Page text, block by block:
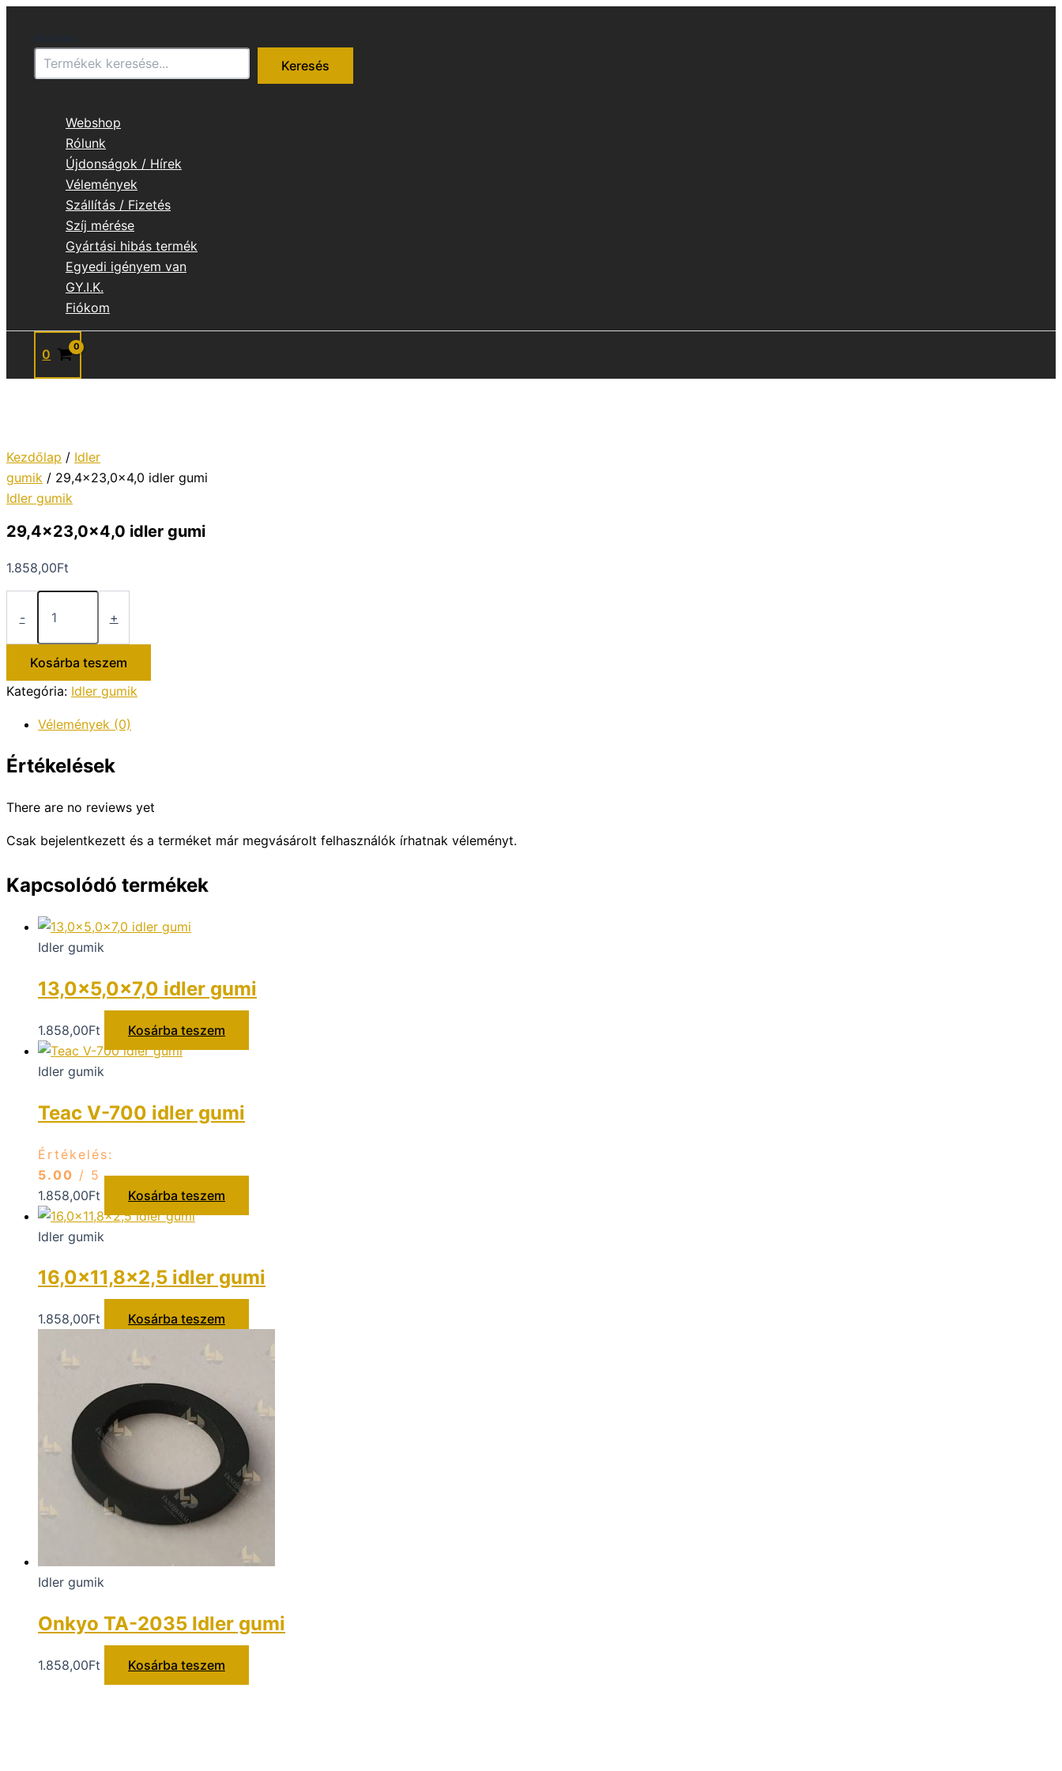
content
Keresés
Webshop
Rólunk
Újdonságok / Hírek
Vélemények
Szállítás / Fizetés
Szíj mérése
Gyártási hibás termék
Egyedi igényem van
GY.I.K.
Fiókom
0
Kezdőlap / Idler
gumik / 29,4×23,0x4,0 idler gumi
Idler gumik
29,4×23,0x4,0 idler gumi
1.858,00Ft
-
29,4x23,0x4,0
mennyiség
+
Kosárba teszem
Kategória: Idler gumik
Vélemények (0)
Értékelések
There are no reviews yet
Csak bejelentkezett és a terméket már megvásárolt felhasználók írhatnak véleményt.
Kapcsolódó termékek
Idler gumik
13,0×5,0x7,0 idler gumi
1.858,00Ft Kosárba teszem
Idler gumik
Teac V-700 idler gumi
Értékelés:
5.00 / 5
1.858,00Ft Kosárba teszem
Idler gumik
16,0×11,8×2,5 idler gumi
1.858,00Ft Kosárba teszem
Idler gumik
Onkyo TA-2035 Idler gumi
1.858,00Ft Kosárba teszem